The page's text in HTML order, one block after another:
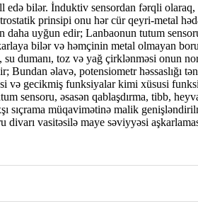
bilər. İnduktiv sensordan fərqli olaraq,
prinsipi onu hər cür qeyri-metal
daha uyğun edir; Lanbaonun tutum
bilər və həmçinin metal olmayan
dumanı, toz və yağ çirklənməsi onun
əlavə, potensiometr həssaslığı
və gecikmiş funksiyalar kimi xüsusi
sensoru, əsasən qablaşdırma, tibb,
sıçrama müqavimətinə malik
vasitəsilə maye səviyyəsi